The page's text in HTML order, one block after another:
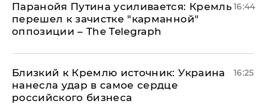
Паранойя Путина усиливается: Кремль
перешел к зачистке "карманной"
оппозиции – The Telegraph
16:44
Близкий к Кремлю источник: Украина
нанесла удар в самое сердце
российского бизнеса
16:25